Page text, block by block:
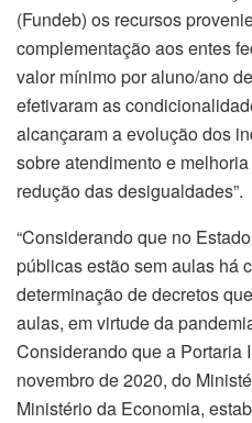
(Fundeb) os recursos
complementação aos entes
valor mínimo por aluno/ano
efetivaram as
alcançaram a evolução dos
sobre atendimento e
redução das desigualdades”.
“Considerando que no
públicas estão sem aulas há
determinação de decretos
aulas, em virtude da
Considerando que a Portaria
novembro de 2020, do
Ministério da Economia,